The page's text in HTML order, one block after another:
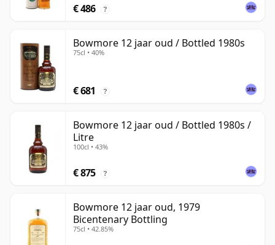
€ 486 ?
Bowmore 12 jaar oud / Bottled 1980s
75cl • 40%
€ 681 ?
Bowmore 12 jaar oud / Bottled 1980s /
Litre
100cl • 43%
€ 875 ?
Bowmore 12 jaar oud, 1979
Bicentenary Bottling
75cl • 42.85%